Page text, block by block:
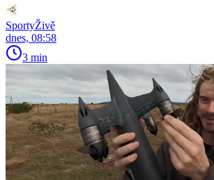
SportyŽivě
dnes, 08:58
3 min